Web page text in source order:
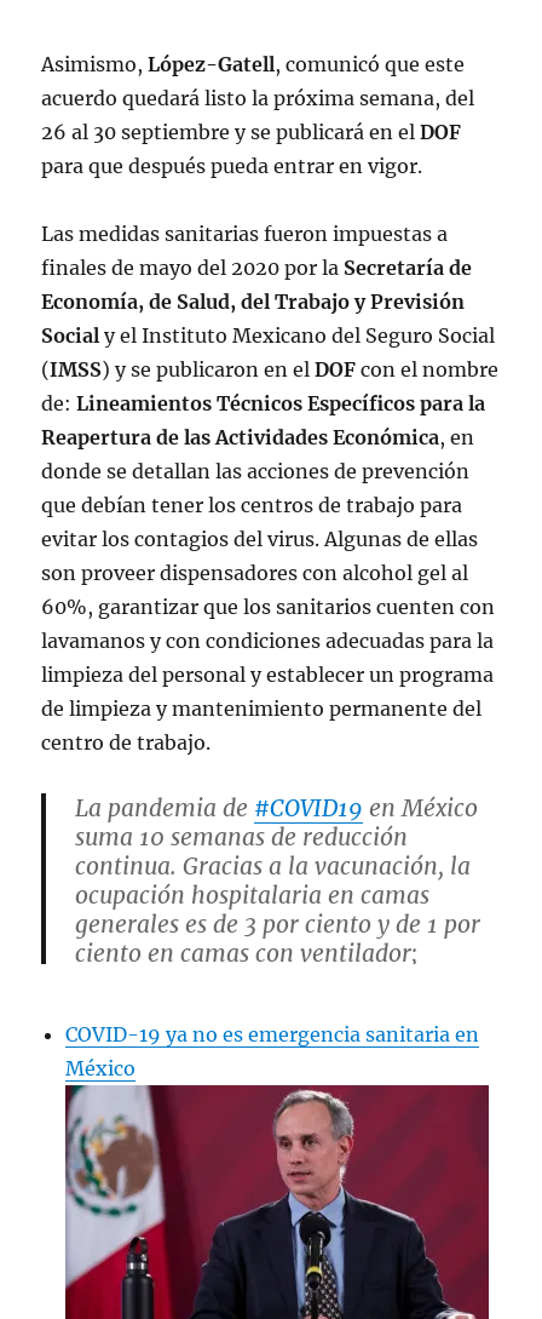
de cubrebocas en centros laborales y
pase únicamente a ser recomendado.
pic.twitter.com/MWCSnHdVeH
September 20, 2022
Asimismo,López-Gatell, comunicó que este
acuerdo quedará listo la próxima semana, del
26 al 30 septiembre y se publicará en elDOF
para que después pueda entrar en vigor.
Las medidas sanitarias fueron impuestas a
finales de mayo del 2020 por la Secretaría de
Economía, de Salud, del Trabajo y Previsión
Socialy el Instituto Mexicano del Seguro Social
(IMSS) y se publicaron en elDOF con el nombre
de:Lineamientos Técnicos Específicos para la
Reapertura de las Actividades Económica, en
donde se detallan las acciones de prevención
que debían tener los centros de trabajo para
evitar los contagios del virus. Algunas de ellas
son proveer dispensadores con alcohol gel al
60%, garantizar que los sanitarios cuenten con
lavamanos y con condiciones adecuadas para la
limpieza del personal y establecer un programa
de limpieza y mantenimiento permanente del
centro de trabajo.
La pandemia de #COVID19 en México
suma 10 semanas de reducción
continua. Gracias a la vacunación, la
ocupación hospitalaria en camas
generales es de 3 por ciento y de 1 por
ciento en camas con ventilador;
pic.twitter.com/CIwZ4yanLS
— Hugo López-Gatell Ramírez
(@HLGatell)
September 20, 2022
COVID-19 ya no es emergencia sanitaria en
México